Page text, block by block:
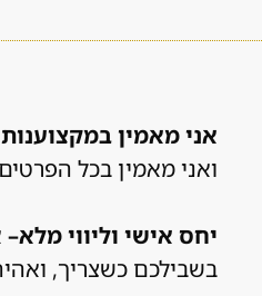
אני מאמין
ואני מאמין בכל
יחס אישי וליווי מלא–
בשבילכם כשצריך,